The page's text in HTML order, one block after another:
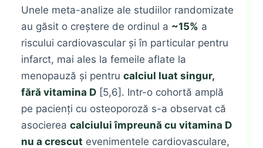
Unele meta-analize ale studiilor randomizate
au găsit o creștere de ordinul a ~15% a
riscului cardiovascular și în particular pentru
infarct, mai ales la femeile aflate la
menopauză și pentrucalciul luat singur,
fără vitamina D [5,6]. Intr-o cohortă amplă
pe pacienți cu osteoporoză s-a observat că
asociereacalciului împreună cu vitamina D
nu a crescut evenimentele cardiovasculare,